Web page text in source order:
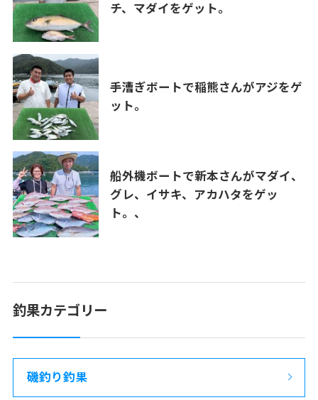
チ、マダイをゲット。
手漕ぎボートで稲熊さんがアジをゲ
ット。
船外機ボートで新本さんがマダイ、
グレ、イサキ、アカハタをゲッ
ト。、
釣果カテゴリー
磯釣り釣果